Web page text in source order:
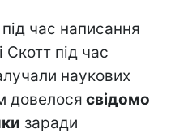
час написання
Скотт під час
наукових
довелося свідомо
заради